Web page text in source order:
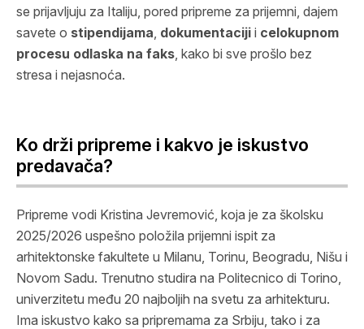
se prijavljuju za Italiju, pored pripreme za prijemni, dajem
savete o stipendijama dokumentaciji i celokupnom
procesu odlaska na faks , kako bi sve prošlo bez
stresa i nejasnoća.
Ko drži pripreme i kakvo je iskustvo
predavača?
Pripreme vodi Kristina Jevremović, koja je za školsku
2025/2026 uspešno položila prijemni ispit za
arhitektonske fakultete u Milanu, Torinu, Beogradu, Nišu i
Novom Sadu. Trenutno studira na Politecnico di Torino,
univerzitetu među 20 najboljih na svetu za arhitekturu.
Ima iskustvo kako sa pripremama za Srbiju, tako i za